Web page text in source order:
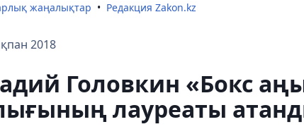
жаңалықтар Редакция Zakon.kz
2018
Головкин «Бокс
лауреаты